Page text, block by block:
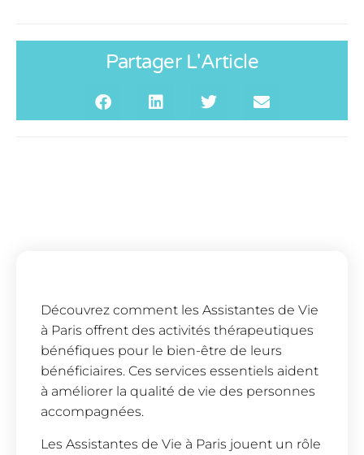
Partager L'Article
Découvrez comment les Assistantes de Vie
à Paris offrent des activités thérapeutiques
bénéfiques pour le bien-être de leurs
bénéficiaires. Ces services essentiels aident
à améliorer la qualité de vie des personnes
accompagnées.
Les Assistantes de Vie à Paris jouent un rôle